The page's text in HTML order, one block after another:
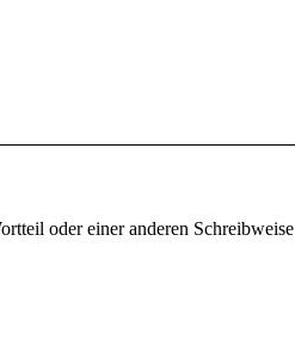
oder einer anderen Schreibweise